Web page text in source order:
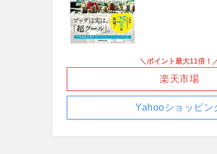
＼ポイント最大11倍！
楽天市場
Yahooショッピン